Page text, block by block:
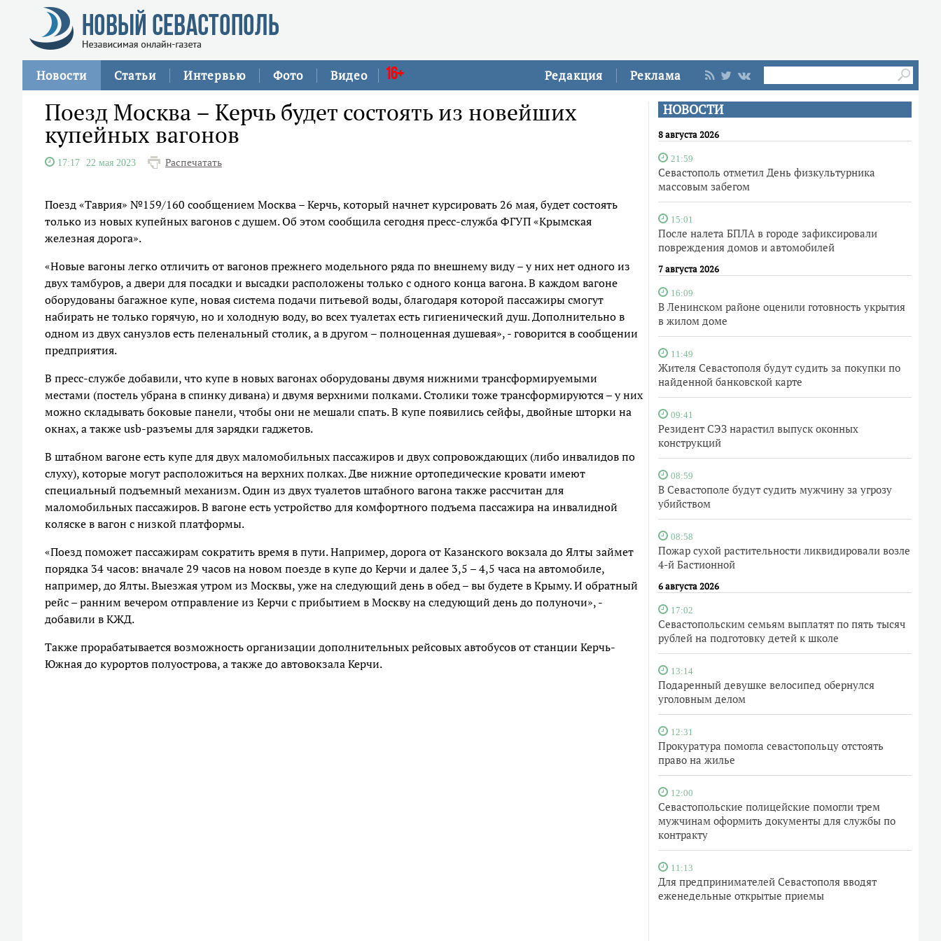
Редакция Реклама
Новости Статьи Интервью Фото Видео 16+
НОВОСТИ
8 августа 2026
21:59
Севастополь отметил День физкультурника
массовым забегом
15:01
После налета БПЛА в городе зафиксировали
повреждения домов и автомобилей
7 августа 2026
16:09
В Ленинском районе оценили готовность укрытия
в жилом доме
11:49
Жителя Севастополя будут судить за покупки по
найденной банковской карте
09:41
Резидент СЭЗ нарастил выпуск оконных
конструкций
08:59
В Севастополе будут судить мужчину за угрозу
убийством
08:58
Пожар сухой растительности ликвидировали возле
4-й Бастионной
6 августа 2026
17:02
Севастопольским семьям выплатят по пять тысяч
рублей на подготовку детей к школе
13:14
Подаренный девушке велосипед обернулся
уголовным делом
12:31
Прокуратура помогла севастопольцу отстоять
право на жилье
12:00
Севастопольские полицейские помогли трем
мужчинам оформить документы для службы по
контракту
11:13
Для предпринимателей Севастополя вводят
еженедельные открытые приемы
Поезд Москва – Керчь будет состоять из новейших
купейных вагонов
17:17 22 мая 2023 Распечатать
Поезд «Таврия» №159/160 сообщением Москва – Керчь, который начнет курсировать 26 мая, будет состоять
только из новых купейных вагонов с душем. Об этом сообщила сегодня пресс-служба ФГУП «Крымская
железная дорога».
«Новые вагоны легко отличить от вагонов прежнего модельного ряда по внешнему виду – у них нет одного из
двух тамбуров, а двери для посадки и высадки расположены только с одного конца вагона. В каждом вагоне
оборудованы багажное купе, новая система подачи питьевой воды, благодаря которой пассажиры смогут
набирать не только горячую, но и холодную воду, во всех туалетах есть гигиенический душ. Дополнительно в
одном из двух санузлов есть пеленальный столик, а в другом – полноценная душевая», - говорится в сообщении
предприятия.
В пресс-службе добавили, что купе в новых вагонах оборудованы двумя нижними трансформируемыми
местами (постель убрана в спинку дивана) и двумя верхними полками. Столики тоже трансформируются – у них
можно складывать боковые панели, чтобы они не мешали спать. В купе появились сейфы, двойные шторки на
окнах, а также usb-разъемы для зарядки гаджетов.
В штабном вагоне есть купе для двух маломобильных пассажиров и двух сопровождающих (либо инвалидов по
слуху), которые могут расположиться на верхних полках. Две нижние ортопедические кровати имеют
специальный подъемный механизм. Один из двух туалетов штабного вагона также рассчитан для
маломобильных пассажиров. В вагоне есть устройство для комфортного подъема пассажира на инвалидной
коляске в вагон с низкой платформы.
«Поезд поможет пассажирам сократить время в пути. Например, дорога от Казанского вокзала до Ялты займет
порядка 34 часов: вначале 29 часов на новом поезде в купе до Керчи и далее 3,5 – 4,5 часа на автомобиле,
например, до Ялты. Выезжая утром из Москвы, уже на следующий день в обед – вы будете в Крыму. И обратный
рейс – ранним вечером отправление из Керчи с прибытием в Москву на следующий день до полуночи», -
добавили в КЖД.
Также прорабатывается возможность организации дополнительных рейсовых автобусов от станции Керчь-
Южная до курортов полуострова, а также до автовокзала Керчи.